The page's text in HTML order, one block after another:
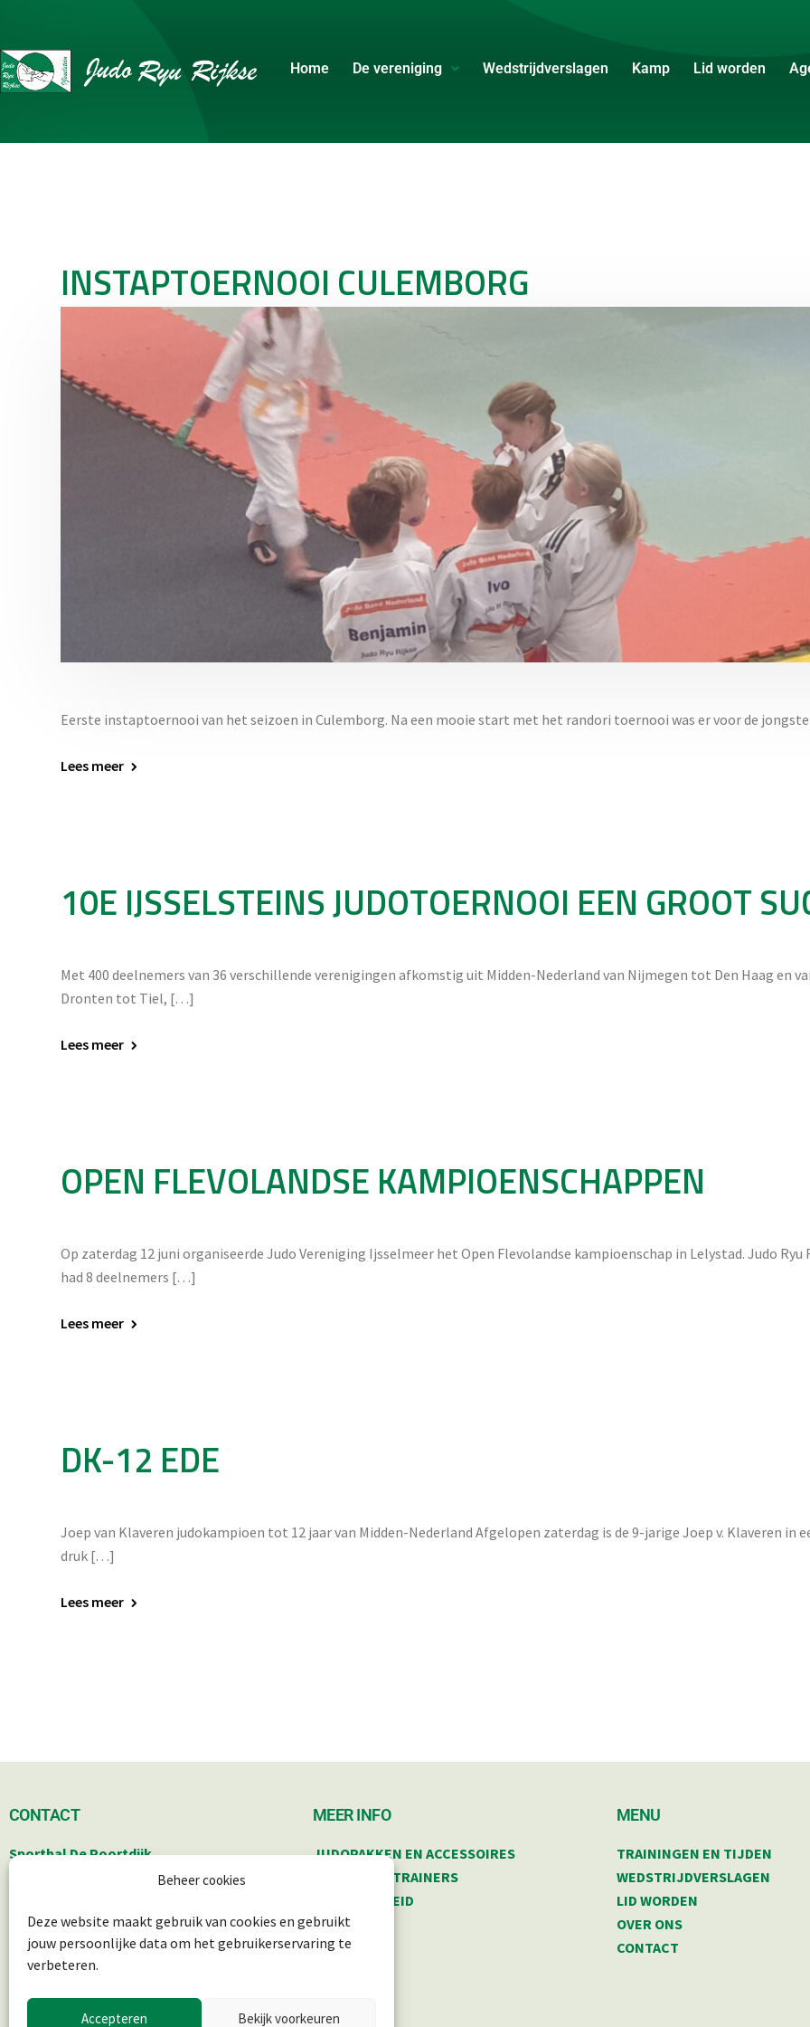
Beheer cookies
Deze website maakt gebruik van cookies en gebruikt
jouw persoonlijke data om het gebruikerservaring te
verbeteren.
Accepteren Bekijk voorkeuren
Home De vereniging Wedstrijdverslagen Kamp Lid worden
INSTAPTOERNOOI CULEMBORG
Eerste instaptoernooi van het seizoen in Culemborg. Na een mooie start met het randori toernooi was er voor de
Lees meer
10E IJSSELSTEINS JUDOTOERNOOI EEN GROOT
Met 400 deelnemers van 36 verschillende verenigingen afkomstig uit Midden-Nederland van Nijmegen tot Den Haag en
Dronten tot Tiel, […]
Lees meer
OPEN FLEVOLANDSE KAMPIOENSCHAPPEN
Op zaterdag 12 juni organiseerde Judo Vereniging Ijsselmeer het Open Flevolandse kampioenschap in Lelystad. Judo Ryu
had 8 deelnemers […]
Lees meer
DK-12 EDE
Joep van Klaveren judokampioen tot 12 jaar van Midden-Nederland Afgelopen zaterdag is de 9-jarige Joep v. Klaveren in
druk […]
Lees meer
CONTACT
Sporthal De Poortdijk,
Poortdijk 34, 3402 BS IJsselstein.
info@judoryurijkse.nl
06-41281739
MEER INFO
JUDOPAKKEN EN ACCESSOIRES
BESTUUR & TRAINERS
PRIVACYBELEID
SITEMAP
AGENDA
MENU
TRAININGEN EN TIJDEN
WEDSTRIJDVERSLAGEN
LID WORDEN
OVER ONS
CONTACT